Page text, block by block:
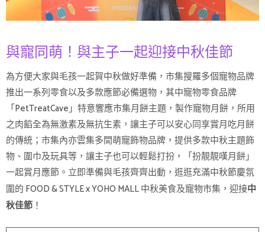
與寵同萌！與主子一起迎接中秋佳節
為方便大家與毛孩一起賀中秋做好準備，市集搜羅多個寵物品牌
推出一系列零食以及多款應節必備選物，其中寵物零食品牌
「PetTreatCave」特意響應市集月餅主題，製作寵物月餅，所用
之肉餡全為無激素及無抗生素，讓主子可以安心同享賞月吃月餅
的傳統；市集內亦雲集多間萌寵飾物品牌，提供多款中秋主題飾
物、圍巾及玩具等，讓主子也可以輕鬆打扮，「扮靚靚嘆月餅」
一起賞月應節。立即準備與毛孩齊齊出動，逛逛充滿中秋節慶氛
圍的 FOOD & STYLE x YOHO MALL 中秋美食及寵物市集，迎接中
秋佳節 ！